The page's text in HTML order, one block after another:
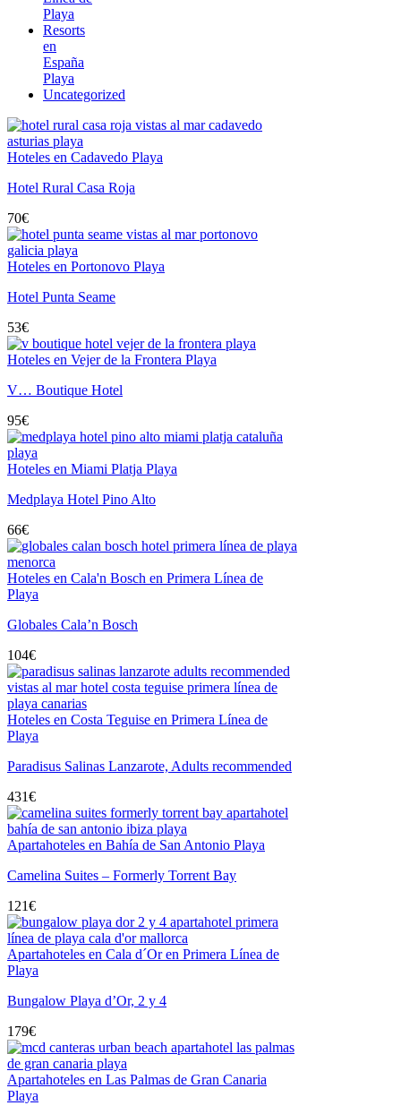
Playa
Resorts
en
España
Playa
Uncategorized
Hoteles en Cadavedo Playa
Hotel Rural Casa Roja
70€
Hoteles en Portonovo Playa
Hotel Punta Seame
53€
Hoteles en Vejer de la Frontera Playa
V… Boutique Hotel
95€
Hoteles en Miami Platja Playa
Medplaya Hotel Pino Alto
66€
Hoteles en Cala'n Bosch en Primera Línea de
Playa
Globales Cala’n Bosch
104€
Hoteles en Costa Teguise en Primera Línea de
Playa
Paradisus Salinas Lanzarote, Adults recommended
431€
Apartahoteles en Bahía de San Antonio Playa
Camelina Suites – Formerly Torrent Bay
121€
Apartahoteles en Cala d´Or en Primera Línea de
Playa
Bungalow Playa d’Or, 2 y 4
179€
Apartahoteles en Las Palmas de Gran Canaria
Playa